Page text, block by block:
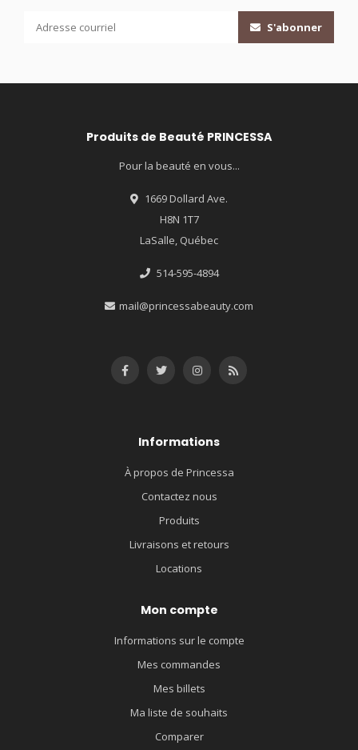
S'abonner
Produits de Beauté PRINCESSA
Pour la beauté en vous...
1669 Dollard Ave.
H8N 1T7
LaSalle, Québec
514-595-4894
mail@princessabeauty.com
Informations
À propos de Princessa
Contactez nous
Produits
Livraisons et retours
Locations
Mon compte
Informations sur le compte
Mes commandes
Mes billets
Ma liste de souhaits
Comparer